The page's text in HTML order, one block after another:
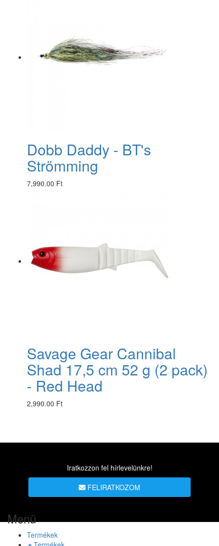
Dobb Daddy - BT's
Strömming
7,990.00 Ft
Savage Gear Cannibal
Shad 17,5 cm 52 g (2 pack)
- Red Head
2,990.00 Ft
Iratkozzon fel hírlevelünkre!
FELIRATKOZOM
Menü
Termékek